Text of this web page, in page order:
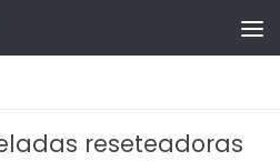
reseteadoras